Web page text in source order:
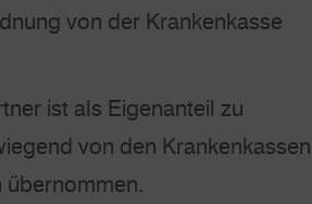
von der Krankenkasse
ist als Eigenanteil zu
von den Krankenkassen